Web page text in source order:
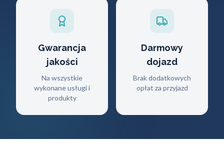
Gwarancja
jakości
Na wszystkie
wykonane usługi i
produkty
Darmowy
dojazd
Brak dodatkowych
opłat za przyjazd